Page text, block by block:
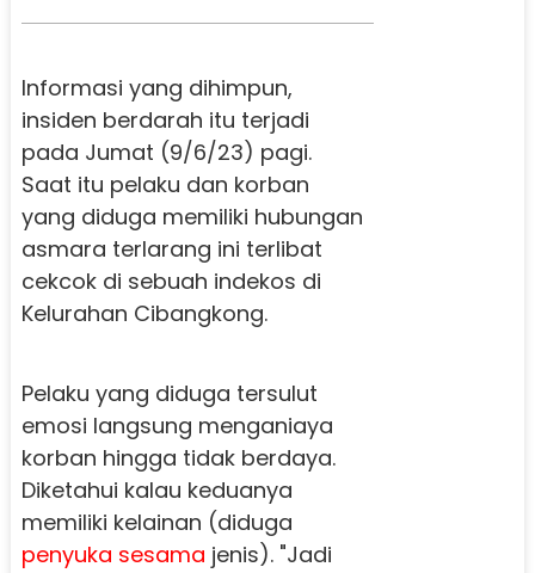
Informasi yang dihimpun,
insiden berdarah itu terjadi
pada Jumat (9/6/23) pagi.
Saat itu pelaku dan korban
yang diduga memiliki hubungan
asmara terlarang ini terlibat
cekcok di sebuah indekos di
Kelurahan Cibangkong.
Pelaku yang diduga tersulut
emosi langsung menganiaya
korban hingga tidak berdaya.
Diketahui kalau keduanya
memiliki kelainan (diduga
penyuka sesama jenis). "Jadi